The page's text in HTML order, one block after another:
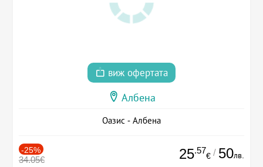
виж офертата
Албена
Оазис - Албена
-25%
34.05€ 25.57
€ / 50лв.